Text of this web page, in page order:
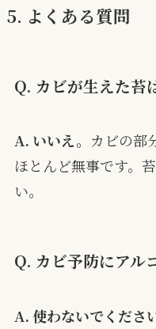
5. よくある質問
Q. カビが生えた苔
A. いいえ。 カビの部
ほとんど無事です。
い。
Q. カビ予防にアル
A. 使わないでください